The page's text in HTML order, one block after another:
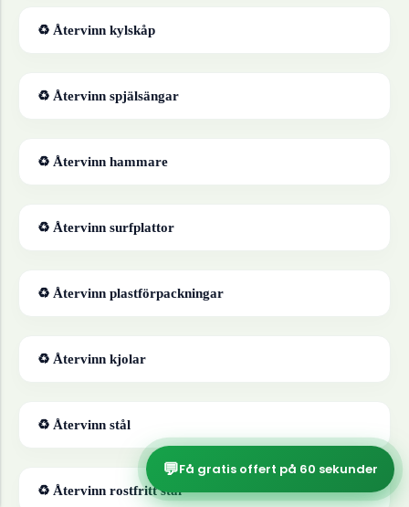
♻ Återvinn kylskåp
♻ Återvinn spjälsängar
♻ Återvinn hammare
♻ Återvinn surfplattor
♻ Återvinn plastförpackningar
♻ Återvinn kjolar
♻ Återvinn stål
♻ Återvinn rostfritt stål
💬Få gratis offert på 60 sekunder